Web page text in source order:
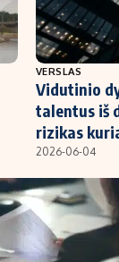
VERSLAS
Vidutinio
talentus iš
rizikas
2026-06-04